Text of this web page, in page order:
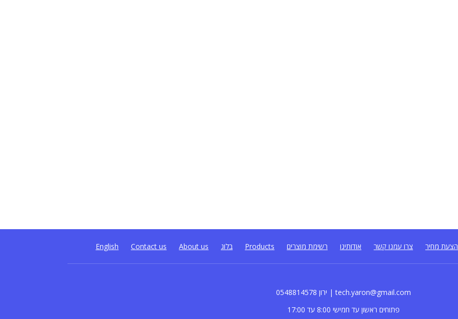
English Contact us About us בלוג Products רשימת מוצרים אודותינו צרו עמנו קשר מחיר
0548814578 ירון | tech.yaron@gmail.com
פתוחים ראשון עד חמישי 8:00 עד 17:00